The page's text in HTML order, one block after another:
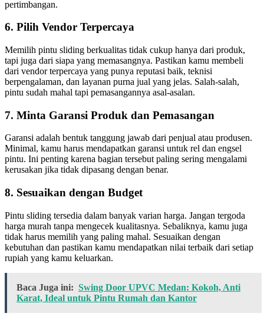
pertimbangan.
6. Pilih Vendor Terpercaya
Memilih pintu sliding berkualitas tidak cukup hanya dari produk,
tapi juga dari siapa yang memasangnya. Pastikan kamu membeli
dari vendor terpercaya yang punya reputasi baik, teknisi
berpengalaman, dan layanan purna jual yang jelas. Salah-salah,
pintu sudah mahal tapi pemasangannya asal-asalan.
7. Minta Garansi Produk dan Pemasangan
Garansi adalah bentuk tanggung jawab dari penjual atau produsen.
Minimal, kamu harus mendapatkan garansi untuk rel dan engsel
pintu. Ini penting karena bagian tersebut paling sering mengalami
kerusakan jika tidak dipasang dengan benar.
8. Sesuaikan dengan Budget
Pintu sliding tersedia dalam banyak varian harga. Jangan tergoda
harga murah tanpa mengecek kualitasnya. Sebaliknya, kamu juga
tidak harus memilih yang paling mahal. Sesuaikan dengan
kebutuhan dan pastikan kamu mendapatkan nilai terbaik dari setiap
rupiah yang kamu keluarkan.
Baca Juga ini: Swing Door UPVC Medan: Kokoh, Anti
Karat, Ideal untuk Pintu Rumah dan Kantor